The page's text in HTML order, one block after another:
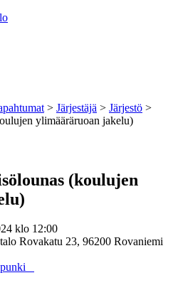
> Järjestäjä > Järjestö >
ylimääräruoan jakelu)
(koulujen
klo 12:00
Rovakatu 23, 96200 Rovaniemi